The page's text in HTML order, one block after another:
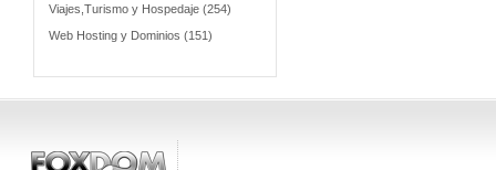
Viajes,Turismo y Hospedaje (254)
Web Hosting y Dominios (151)